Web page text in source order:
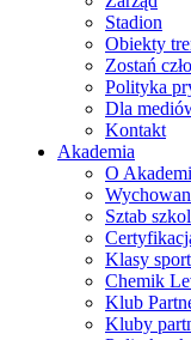
Stadion
Obiekty
Zostań
Polityka
Dla
Kontakt
Akademia
O
Sztab
Klasy
Chemik
Klub
Kluby